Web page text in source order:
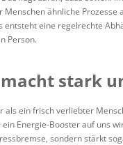
Menschen ähnliche Prozesse
entsteht eine regelrechte
Person.
stark
als ein frisch verliebter
ein Energie-Booster auf uns
sondern stärkt